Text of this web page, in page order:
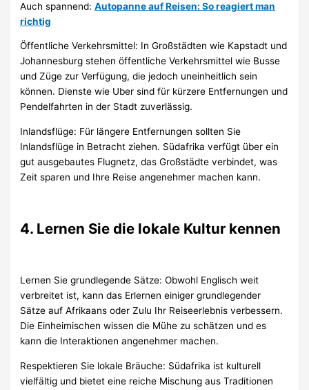
Auch spannend:Autopanne auf Reisen: So reagiert man
richtig
Öffentliche Verkehrsmittel: In Großstädten wie Kapstadt und
Johannesburg stehen öffentliche Verkehrsmittel wie Busse
und Züge zur Verfügung, die jedoch uneinheitlich sein
können. Dienste wie Uber sind für kürzere Entfernungen und
Pendelfahrten in der Stadt zuverlässig.
Inlandsflüge: Für längere Entfernungen sollten Sie
Inlandsflüge in Betracht ziehen. Südafrika verfügt über ein
gut ausgebautes Flugnetz, das Großstädte verbindet, was
Zeit sparen und Ihre Reise angenehmer machen kann.
4. Lernen Sie die lokale Kultur kennen
Lernen Sie grundlegende Sätze: Obwohl Englisch weit
verbreitet ist, kann das Erlernen einiger grundlegender
Sätze auf Afrikaans oder Zulu Ihr Reiseerlebnis verbessern.
Die Einheimischen wissen die Mühe zu schätzen und es
kann die Interaktionen angenehmer machen.
Respektieren Sie lokale Bräuche: Südafrika ist kulturell
vielfältig und bietet eine reiche Mischung aus Traditionen